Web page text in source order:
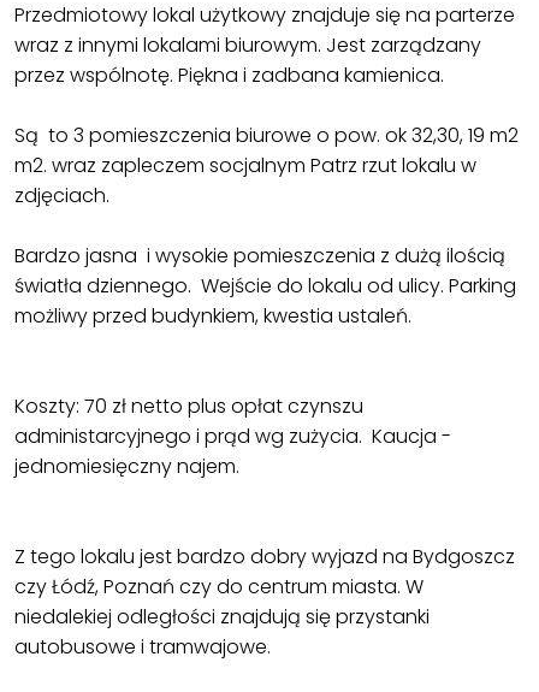
Przedmiotowy lokal użytkowy znajduje się na parterze
wraz z innymi lokalami biurowym. Jest zarządzany
przez wspólnotę. Piękna i zadbana kamienica.
Są to 3 pomieszczenia biurowe o pow. ok 32,30, 19 m2
m2. wraz zapleczem socjalnym Patrz rzut lokalu w
zdjęciach.
Bardzo jasna i wysokie pomieszczenia z dużą ilością
światła dziennego. Wejście do lokalu od ulicy. Parking
możliwy przed budynkiem, kwestia ustaleń.
Koszty: 70 zł netto plus opłat czynszu
administarcyjnego i prąd wg zużycia. Kaucja -
jednomiesięczny najem.
Z tego lokalu jest bardzo dobry wyjazd na Bydgoszcz
czy Łódź, Poznań czy do centrum miasta. W
niedalekiej odległości znajdują się przystanki
autobusowe i tramwajowe.